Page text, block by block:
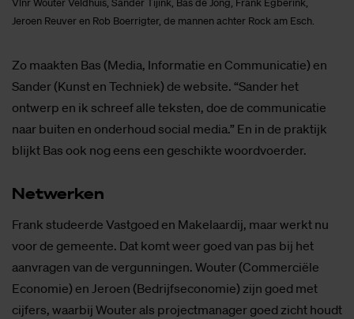
Vlnr Wouter Veldhuis, Sander Tijink, Bas de Jong, Frank Egberink,
Jeroen Reuver en Rob Boerrigter, de mannen achter Rock am Esch.
Zo maakten Bas (Media, Informatie en Communicatie) en
Sander (Kunst en Techniek) de website. “Sander het
ontwerp en ik schreef alle teksten, doe de communicatie
naar buiten en onderhoud social media.” En in de praktijk
blijkt Bas ook nog eens een geschikte woordvoerder.
Net­wer­ken
Frank studeerde Vastgoed en Makelaardij, maar werkt nu
voor de gemeente. Dat komt weer goed van pas bij het
aanvragen van de vergunningen. Wouter (Commerciële
Economie) en Jeroen (Bedrijfseconomie) zijn goed met
cijfers, waarbij Wouter als projectmanager goed zicht houdt